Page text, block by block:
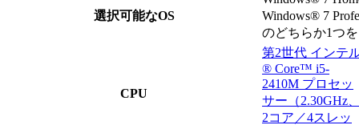
選択可能なOS
Windows® 7
のどちらか1つ
CPU
第2世代 インテ
® Core™ i5-
2410M プロセッ
サー（2.30GHz
2コア／4スレッ